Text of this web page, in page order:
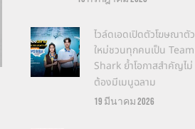
ไวล์ดเอดเปิดตัวโฆษณาตัว
ใหม่ชวนทุกคนเป็น Team
Shark ย้ำโอกาสสำคัญไม่
ต้องมีเมนูฉลาม
19 มีนาคม 2026